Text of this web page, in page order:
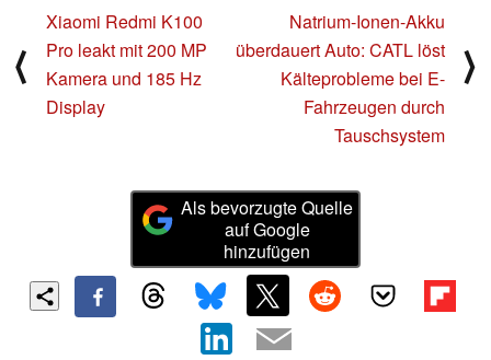
⟨
Xiaomi Redmi K100
Pro leakt mit 200 MP
Kamera und 185 Hz
Display
Natrium-Ionen-Akku
überdauert Auto: CATL löst
Kälteprobleme bei E-
Fahrzeugen durch
Tauschsystem
⟩
Als bevorzugte Quelle
auf Google
hinzufügen